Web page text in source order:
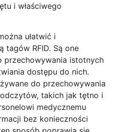
i właściwego
ułatwić i
tagów RFID. Są one
przechowywania istotnych
dostępu do nich.
do przechowywania
takich jak tętno i
medycznemu
bez konieczności